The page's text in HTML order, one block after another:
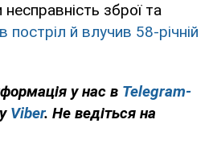
зброї та
постріл й влучив 58-річній
у нас в Telegram-
Viber. Не ведіться на